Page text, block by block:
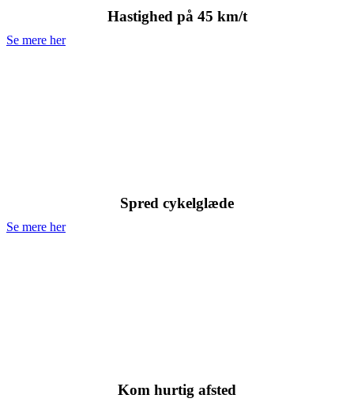
Hastighed på 45 km/t
Se mere her
Spred cykelglæde
Se mere her
Kom hurtig afsted